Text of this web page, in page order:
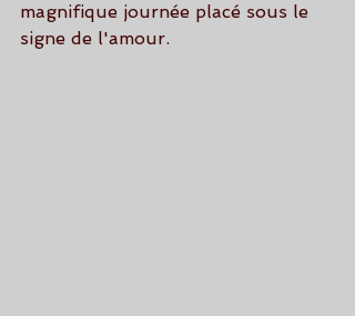
magnifique journée placé sous le
signe de l'amour.